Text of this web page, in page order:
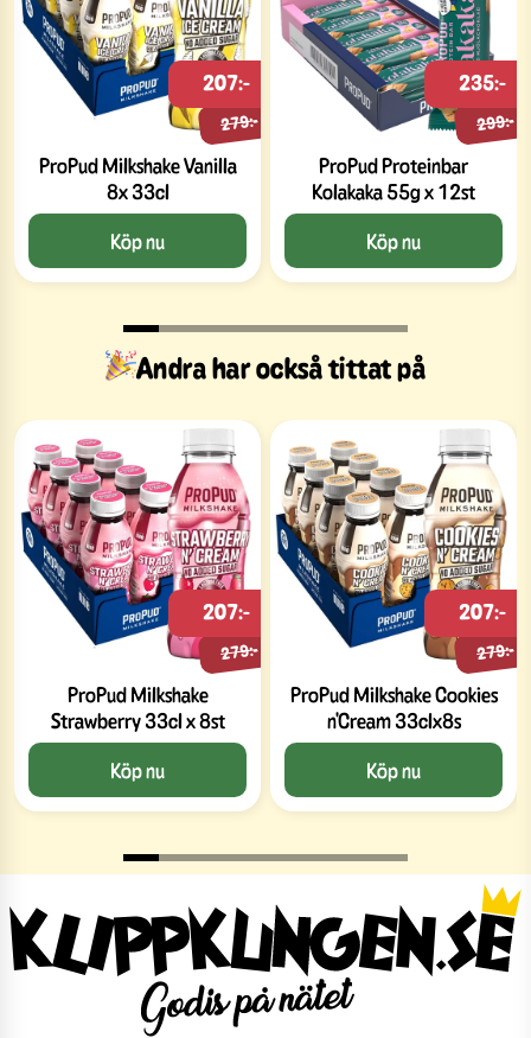
ProPud Milkshake Vanilla
8x 33cl
279:-
207:-
Köp nu
ProPud Proteinbar
Kolakaka 55g x 12st
299:-
235:-
Köp nu
Andra har också tittat på
ProPud Milkshake
Strawberry 33cl x 8st
279:-
207:-
Köp nu
ProPud Milkshake Cookies
n'Cream 33clx8s
279:-
207:-
Köp nu